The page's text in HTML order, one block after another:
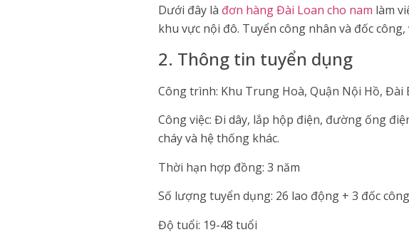
Dưới đây là đơn hàng Đài Loan cho nam làm
khu vực nội đô. Tuyển công nhân và đốc
2. Thông tin tuyển dụng
Công trình: Khu Trung Hoà, Quận Nội Hồ, Đài
Công việc: Đi dây, lắp hộp điện, đường ống
cháy và hệ thống khác.
Thời hạn hợp đồng: 3 năm
Số lượng tuyển dụng: 26 lao động + 3 đốc
Độ tuổi: 19-48 tuổi